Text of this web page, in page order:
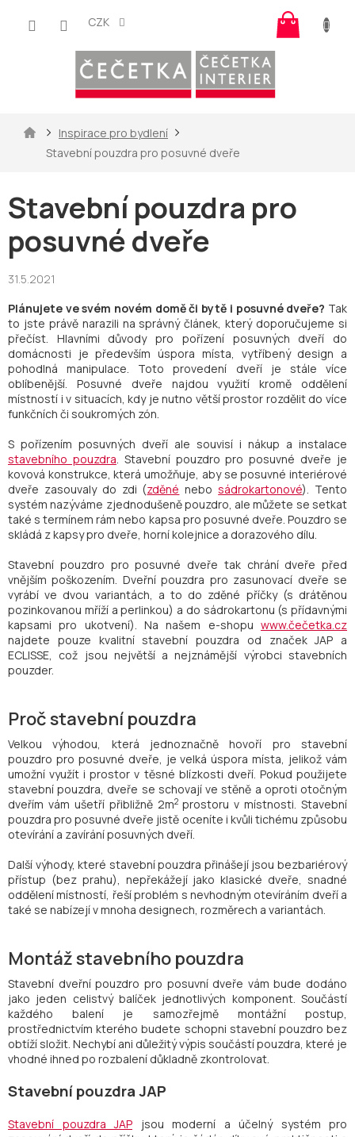
CZK
košík
DomůInspirace pro bydlení
Stavební pouzdra pro posuvné dveře
Stavební pouzdra pro
posuvné dveře
31.5.2021
Plánujete ve svém novém domě či bytě i posuvné dveře? Tak
to jste právě narazili na správný článek, který doporučujeme si
přečíst. Hlavními důvody pro pořízení posuvných dveří do
domácnosti je především úspora místa, vytříbený design a
pohodlná manipulace. Toto provedení dveří je stále více
oblíbenější. Posuvné dveře najdou využití kromě oddělení
místností i v situacích, kdy je nutno větší prostor rozdělit do více
funkčních či soukromých zón.
S pořízením posuvných dveří ale souvisí i nákup a instalace
stavebního pouzdra. Stavební pouzdro pro posuvné dveře je
kovová konstrukce, která umožňuje, aby se posuvné interiérové
dveře zasouvaly do zdi (zděné nebosádrokartonové). Tento
systém nazýváme zjednodušeně pouzdro, ale můžete se setkat
také s termínem rám nebo kapsa pro posuvné dveře. Pouzdro se
skládá z kapsy pro dveře, horní kolejnice a dorazového dílu.
Stavební pouzdro pro posuvné dveře tak chrání dveře před
vnějším poškozením. Dveřní pouzdra pro zasunovací dveře se
vyrábí ve dvou variantách, a to do zděné příčky (s drátěnou
pozinkovanou mříží a perlinkou) a do sádrokartonu (s přídavnými
kapsami pro ukotvení). Na našem e-shopu www.čečetka.cz
najdete pouze kvalitní stavební pouzdra od značek JAP a
ECLISSE, což jsou největší a nejznámější výrobci stavebních
pouzder.
Proč stavební pouzdra
Velkou výhodou, která jednoznačně hovoří pro stavební
pouzdro pro posuvné dveře, je velká úspora místa, jelikož vám
umožní využít i prostor v těsné blízkosti dveří. Pokud použijete
stavební pouzdra, dveře se schovají ve stěně a oproti otočným
dveřím vám ušetří přibližně 2m2prostoru v místnosti. Stavební
pouzdra pro posuvné dveře jistě oceníte i kvůli tichému způsobu
otevírání a zavírání posuvných dveří.
Další výhody, které stavební pouzdra přinášejí jsou bezbariérový
přístup (bez prahu), nepřekážejí jako klasické dveře, snadné
oddělení místností, řeší problém s nevhodným otevíráním dveří a
také se nabízejí v mnoha designech, rozměrech a variantách.
Montáž stavebního pouzdra
Stavební dveřní pouzdro pro posuvní dveře vám bude dodáno
jako jeden celistvý balíček jednotlivých komponent. Součástí
každého balení je samozřejmě montážní postup,
prostřednictvím kterého budete schopni stavební pouzdro bez
obtíží složit. Nechybí ani důležitý výpis součástí pouzdra, které je
vhodné ihned po rozbalení důkladně zkontrolovat.
Stavební pouzdra JAP
Stavební pouzdra JAP jsou moderní a účelný systém pro